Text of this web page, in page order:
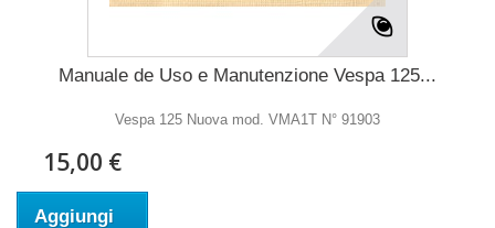
Manuale de Uso e Manutenzione Vespa 125...
Vespa 125 Nuova mod. VMA1T N° 91903
15,00 €
Aggiungi